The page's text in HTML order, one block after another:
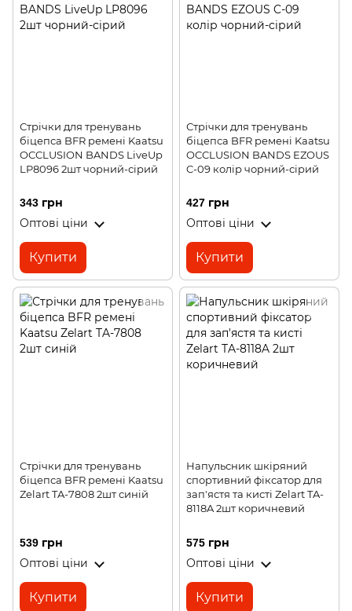
Стрічки для тренувань
біцепса BFR ремені Kaatsu
OCCLUSION BANDS LiveUp
LP8096 2шт чорний-сірий
343 грн
Оптові ціни
Купити
Стрічки для тренувань
біцепса BFR ремені Kaatsu
OCCLUSION BANDS EZOUS
C-09 колір чорний-сірий
427 грн
Оптові ціни
Купити
Стрічки для тренувань
біцепса BFR ремені Kaatsu
Zelart TA-7808 2шт синій
539 грн
Оптові ціни
Купити
Напульсник шкіряний
спортивний фіксатор для
зап'ястя та кисті Zelart TA-
8118A 2шт коричневий
575 грн
Оптові ціни
Купити